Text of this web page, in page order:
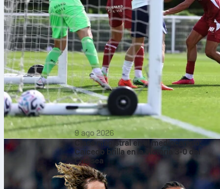
9 ago 2026
Clase magistral en el mediocampo:
Caicedo brilla en la victoria 3-0 del
Chelsea